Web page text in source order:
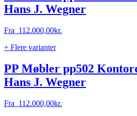
Hans J. Wegner
Fra 112.000,00kr.
+ Flere varianter
PP Møbler pp502
Hans J. Wegner
Fra 112.000,00kr.